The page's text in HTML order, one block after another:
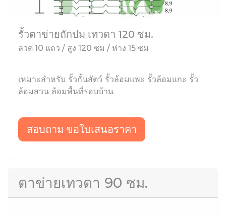
รั้วตาข่ายถักปม เทวดา 120 ซม.
ลวด 10 แถว / สูง 120 ซม / ห่าง 15 ซม
เหมาะสำหรับ รั้วกั้นสัตว์ รั้วล้อมแพะ รั้วล้อมแกะ รั้ว
ล้อมสวน ล้อมพื้นที่รอบบ้าน
สอบถาม ขอใบเสนอราคา
ตาข่ายเทวดา 90 ซม.